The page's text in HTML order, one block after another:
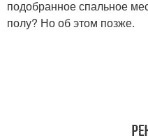
подобранное спальное
полу? Но об этом позже.